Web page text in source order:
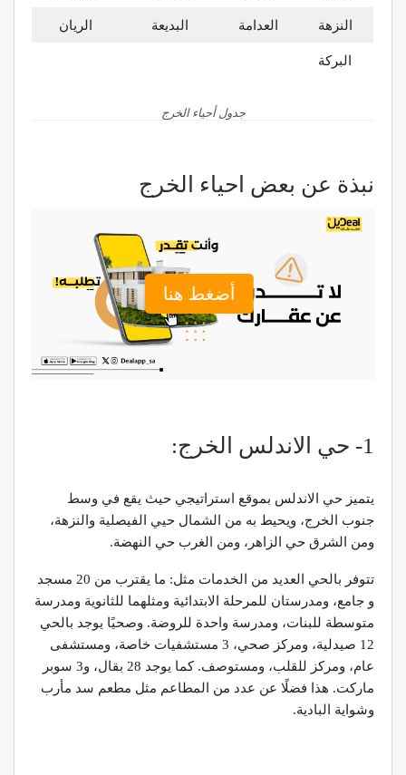
النزهة العدامة البديعة الريان
البركة
جدول أحياء الخرج
نبذة عن بعض احياء الخرج
أضغط هنا
1- حي الاندلس الخرج:
يتميز حي الاندلس بموقع استراتيجي حيث يقع في وسط
جنوب الخرج، ويحيط به من الشمال حيي الفيصلية والنزهة،
ومن الشرق حي الزاهر، ومن الغرب حي النهضة.
تتوفر بالحي العديد من الخدمات مثل: ما يقترب من 20 مسجد
و جامع، ومدرستان للمرحلة الابتدائية ومثلهما للثانوية ومدرسة
متوسطة للبنات، ومدرسة واحدة للروضة. وصحيًا يوجد بالحي
12 صيدلية، ومركز صحي، 3 مستشفيات خاصة، ومستشفى
عام، ومركز للقلب، ومستوصف. كما يوجد 28 بقال، و3 سوبر
ماركت. هذا فضلًا عن عدد من المطاعم مثل مطعم سد مأرب
وشواية البادية.